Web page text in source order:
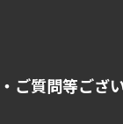
ご質問等ござ